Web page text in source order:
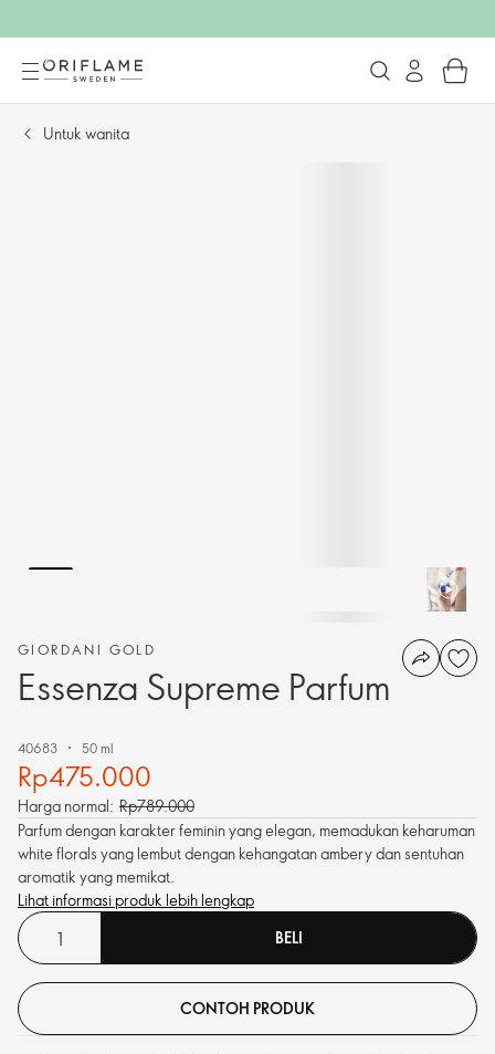
Untuk wanita
GIORDANI GOLD
Essenza Supreme Parfum
40683 50 ml
Rp475.000
Harga normal: Rp789.000
Parfum dengan karakter feminin yang elegan, memadukan keharuman
white florals yang lembut dengan kehangatan ambery dan sentuhan
aromatik yang memikat.
Lihat informasi produk lebih lengkap
BELI
CONTOH PRODUK